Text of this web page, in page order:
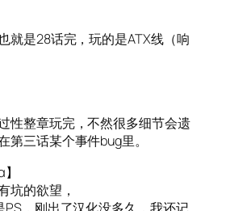
就是28话完，玩的是ATX线（响
性整章玩完，不然很多细节会遗
第三话某个事件bug里。
坑的欲望，
，刚出了汉化没多久，我还记